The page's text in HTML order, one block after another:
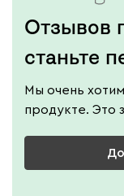
Отзывов
станьте
Мы очень
продукте. Это